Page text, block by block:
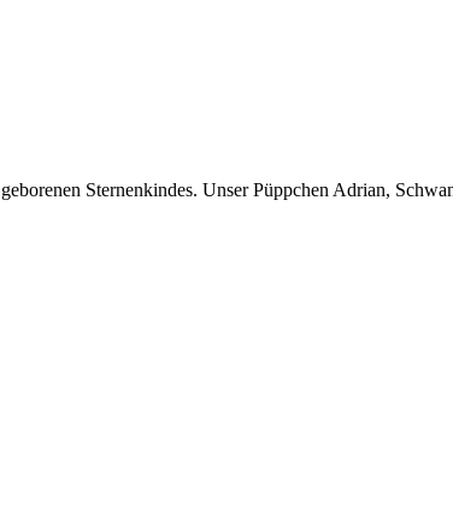
Sternenkindes. Unser Püppchen Adrian,